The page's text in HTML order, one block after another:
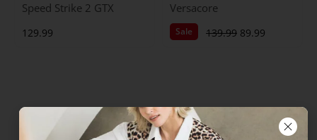
Speed Strike 2 GTX
129.99
Versacore
Sale 139.99 89.99